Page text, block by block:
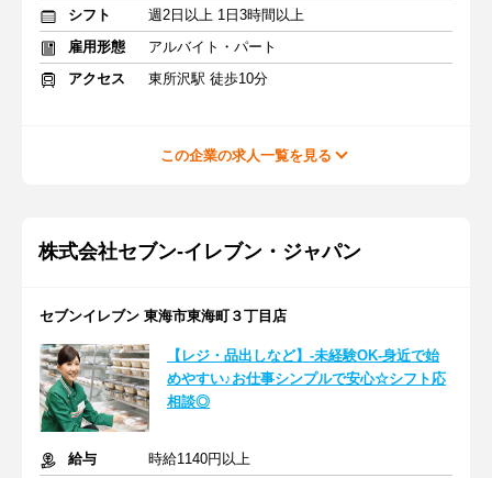
シフト
週2日以上 1日3時間以上
雇用形態
アルバイト・パート
アクセス
東所沢駅 徒歩10分
この企業の求人一覧を見る
株式会社セブン-イレブン・ジャパン
セブンイレブン 東海市東海町３丁目店
【レジ・品出しなど】-未経験OK-身近で始
めやすい♪お仕事シンプルで安心☆シフト応
相談◎
給与
時給1140円以上